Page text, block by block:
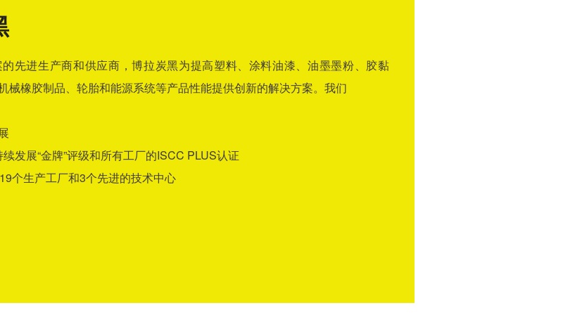
先进生产商和供应商，博拉炭黑为提高塑料、涂料油漆、油墨墨粉、胶黏
械橡胶制品、轮胎和能源系统等产品性能提供创新的解决方案。我们
发展“金牌”评级和所有工厂的ISCC PLUS认证
个生产工厂和3个先进的技术中心